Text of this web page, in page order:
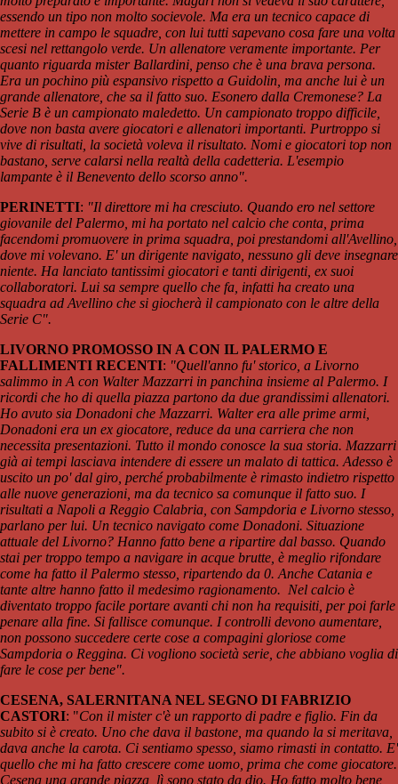
essendo un tipo non molto socievole. Ma era un tecnico capace di
mettere in campo le squadre, con lui tutti sapevano cosa fare una volta
scesi nel rettangolo verde. Un allenatore veramente importante. Per
quanto riguarda mister Ballardini, penso che è una brava persona.
Era un pochino più espansivo rispetto a Guidolin, ma anche lui è un
grande allenatore, che sa il fatto suo. Esonero dalla Cremonese? La
Serie B è un campionato maledetto. Un campionato troppo difficile,
dove non basta avere giocatori e allenatori importanti. Purtroppo si
vive di risultati, la società voleva il risultato. Nomi e giocatori top non
bastano, serve calarsi nella realtà della cadetteria. L'esempio
lampante è il Benevento dello scorso anno".
PERINETTI: "Il direttore mi ha cresciuto. Quando ero nel settore
giovanile del Palermo, mi ha portato nel calcio che conta, prima
facendomi promuovere in prima squadra, poi prestandomi all'Avellino,
dove mi volevano. E' un dirigente navigato, nessuno gli deve insegnare
niente. Ha lanciato tantissimi giocatori e tanti dirigenti, ex suoi
collaboratori. Lui sa sempre quello che fa, infatti ha creato una
squadra ad Avellino che si giocherà il campionato con le altre della
Serie C".
LIVORNO PROMOSSO IN A CON IL PALERMO E
FALLIMENTI RECENTI: "Quell'anno fu' storico, a Livorno
salimmo in A con Walter Mazzarri in panchina insieme al Palermo. I
ricordi che ho di quella piazza partono da due grandissimi allenatori.
Ho avuto sia Donadoni che Mazzarri. Walter era alle prime armi,
Donadoni era un ex giocatore, reduce da una carriera che non
necessita presentazioni. Tutto il mondo conosce la sua storia. Mazzarri
già ai tempi lasciava intendere di essere un malato di tattica. Adesso è
uscito un po' dal giro, perché probabilmente è rimasto indietro rispetto
alle nuove generazioni, ma da tecnico sa comunque il fatto suo. I
risultati a Napoli a Reggio Calabria, con Sampdoria e Livorno stesso,
parlano per lui. Un tecnico navigato come Donadoni. Situazione
attuale del Livorno? Hanno fatto bene a ripartire dal basso. Quando
stai per troppo tempo a navigare in acque brutte, è meglio rifondare
come ha fatto il Palermo stesso, ripartendo da 0. Anche Catania e
tante altre hanno fatto il medesimo ragionamento. Nel calcio è
diventato troppo facile portare avanti chi non ha requisiti, per poi farle
penare alla fine. Si fallisce comunque. I controlli devono aumentare,
non possono succedere certe cose a compagini gloriose come
Sampdoria o Reggina. Ci vogliono società serie, che abbiano voglia di
fare le cose per bene".
CESENA, SALERNITANA NEL SEGNO DI FABRIZIO
CASTORI: "Con il mister c'è un rapporto di padre e figlio. Fin da
subito si è creato. Uno che dava il bastone, ma quando la si meritava,
dava anche la carota. Ci sentiamo spesso, siamo rimasti in contatto. E'
quello che mi ha fatto crescere come uomo, prima che come giocatore.
Cesena una grande piazza, lì sono stato da dio. Ho fatto molto bene